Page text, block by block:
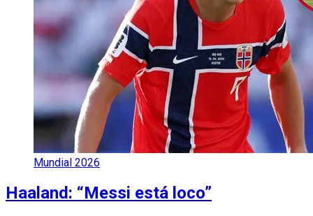
Mundial 2026
Haaland: “Messi está loco”